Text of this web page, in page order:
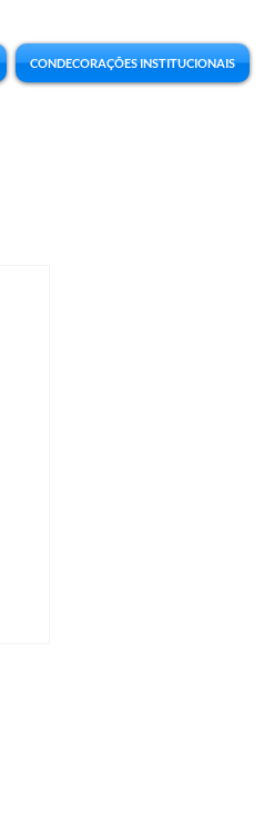
CONDECORAÇÕES INSTITUCIONAIS